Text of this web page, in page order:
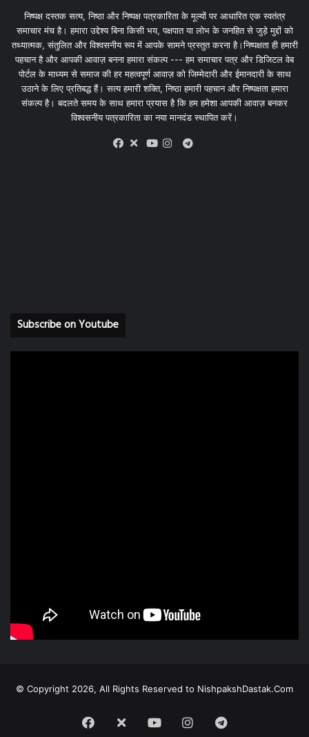
निष्पक्ष दस्तक सत्य, निष्ठा और निष्पक्ष पत्रकारिता के मूल्यों पर आधारित एक स्वतंत्र
समाचार मंच है। हमारा उद्देश्य बिना किसी भय, पक्षपात या लोभ के जनहित से जुड़े मुद्दों को
तथ्यात्मक, संतुलित और विश्वसनीय रूप में आपके सामने प्रस्तुत करना है।निष्पक्षता ही हमारी
पहचान है और आपकी आवाज़ बनना हमारा संकल्प --- हम समाचार पत्र और डिजिटल वेब
पोर्टल के माध्यम से समाज की हर महत्वपूर्ण आवाज़ को जिम्मेदारी और ईमानदारी के साथ
उठाने के लिए प्रतिबद्ध हैं। सत्य हमारी शक्ति, निष्ठा हमारी पहचान और निष्पक्षता हमारा
संकल्प है। बदलते समय के साथ हमारा प्रयास है कि हम हमेशा आपकी आवाज़ बनकर
विश्वसनीय पत्रकारिता का नया मानदंड स्थापित करें।
X
Telegram
Subscribe on Youtube
© Copyright 2026, All Rights Reserved to NishpakshDastak.Com
Facebook
X YoutubeInstagramTelegram